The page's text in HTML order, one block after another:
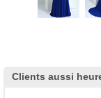
Clients aussi